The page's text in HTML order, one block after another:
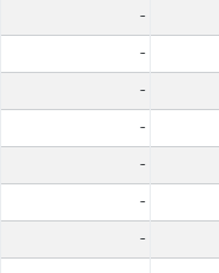
-
-
-
-
-
-
-